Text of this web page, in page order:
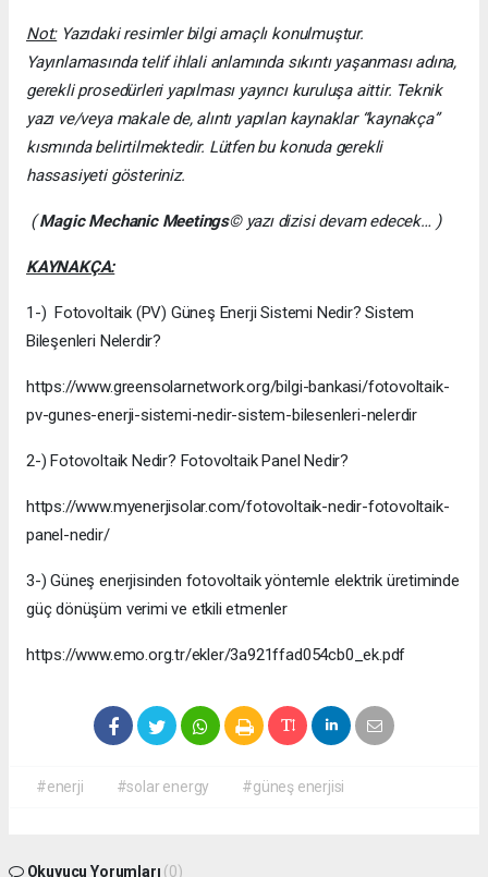
Not:Yazıdaki resimler bilgi amaçlı konulmuştur.
Yayınlamasında telif ihlali anlamında sıkıntı yaşanması adına,
gerekli prosedürleri yapılması yayıncı kuruluşa aittir. Teknik
yazı ve/veya makale de, alıntı yapılan kaynaklar “kaynakça”
kısmında belirtilmektedir. Lütfen bu konuda gerekli
hassasiyeti gösteriniz.
(Magic Mechanic Meetings© yazı dizisi devam edecek… )
KAYNAKÇA:
1-) Fotovoltaik (PV) Güneş Enerji Sistemi Nedir? Sistem
Bileşenleri Nelerdir?
https://www.greensolarnetwork.org/bilgi-bankasi/fotovoltaik-
pv-gunes-enerji-sistemi-nedir-sistem-bilesenleri-nelerdir
2-) Fotovoltaik Nedir? Fotovoltaik Panel Nedir?
https://www.myenerjisolar.com/fotovoltaik-nedir-fotovoltaik-
panel-nedir/
3-) Güneş enerjisinden fotovoltaik yöntemle elektrik üretiminde
güç dönüşüm verimi ve etkili etmenler
https://www.emo.org.tr/ekler/3a921ffad054cb0_ek.pdf
#enerji #solar energy #güneş enerjisi
Okuyucu Yorumları (0)